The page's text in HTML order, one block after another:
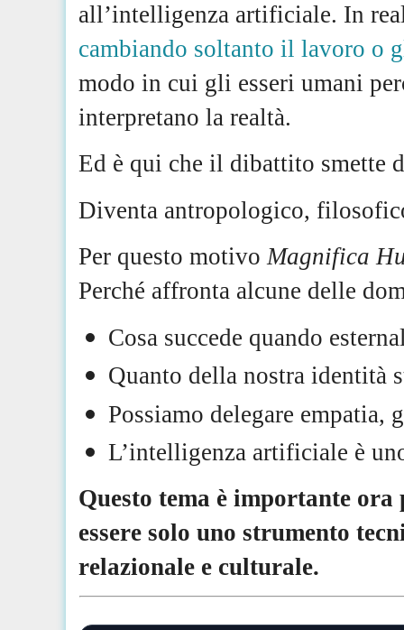
all’intelligenza artificiale. In
cambiando soltanto il lavoro o
modo in cui gli esseri umani
interpretano la realtà.
Ed è qui che il dibattito smette
Diventa antropologico,
Per questo motivo Magnifica
Perché affronta alcune delle
Cosa succede quando
Quanto della nostra identità
Possiamo delegare empatia,
L’intelligenza artificiale è
Questo tema è importante
essere solo uno strumento
relazionale e culturale.